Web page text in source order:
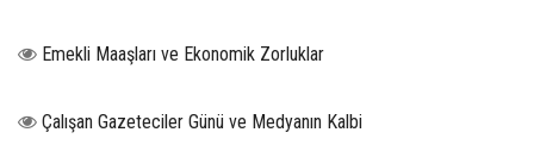
Emekli Maaşları ve Ekonomik Zorluklar
Çalışan Gazeteciler Günü ve Medyanın Kalbi